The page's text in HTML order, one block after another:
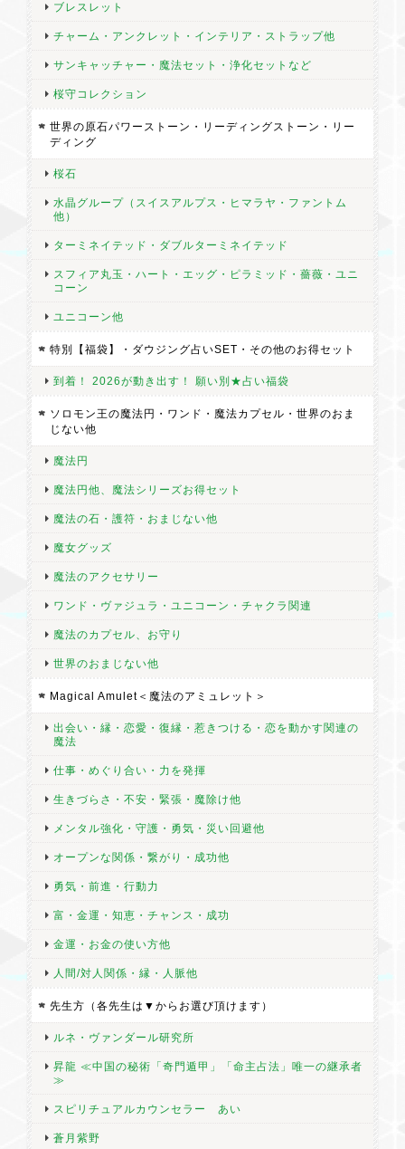
ブレスレット
チャーム・アンクレット・インテリア・ストラップ他
サンキャッチャー・魔法セット・浄化セットなど
桜守コレクション
世界の原石パワーストーン・リーディングストーン・リー
ディング
桜石
水晶グループ（スイスアルプス・ヒマラヤ・ファントム
他）
ターミネイテッド・ダブルターミネイテッド
スフィア丸玉・ハート・エッグ・ピラミッド・薔薇・ユニ
コーン
ユニコーン他
特別【福袋】・ダウジング占いSET・その他のお得セット
到着！ 2026が動き出す！ 願い別★占い福袋
ソロモン王の魔法円・ワンド・魔法カプセル・世界のおま
じない他
魔法円
魔法円他、魔法シリーズお得セット
魔法の石・護符・おまじない他
魔女グッズ
魔法のアクセサリー
ワンド・ヴァジュラ・ユニコーン・チャクラ関連
魔法のカプセル、お守り
世界のおまじない他
Magical Amulet＜魔法のアミュレット＞
出会い・縁・恋愛・復縁・惹きつける・恋を動かす関連の
魔法
仕事・めぐり合い・力を発揮
生きづらさ・不安・緊張・魔除け他
メンタル強化・守護・勇気・災い回避他
オープンな関係・繋がり・成功他
勇気・前進・行動力
富・金運・知恵・チャンス・成功
金運・お金の使い方他
人間/対人関係・縁・人脈他
先生方（各先生は▼からお選び頂けます）
ルネ・ヴァンダール研究所
昇龍 ≪中国の秘術「奇門遁甲」「命主占法」唯一の継承者
≫
スピリチュアルカウンセラー あい
蒼月紫野